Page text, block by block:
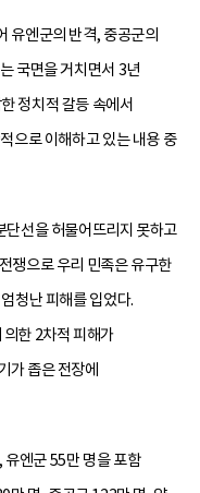
유엔군의 반격, 중공군의
국면을 거치면서 3년
정치적 갈등 속에서
으로 이해하고 있는 내용 중
단선을 허물어뜨리지 못하고
쟁으로 우리 민족은 유구한
청난 피해를 입었다.
한 2차적 피해가
가 좁은 전장에
엔군 55만 명을 포함